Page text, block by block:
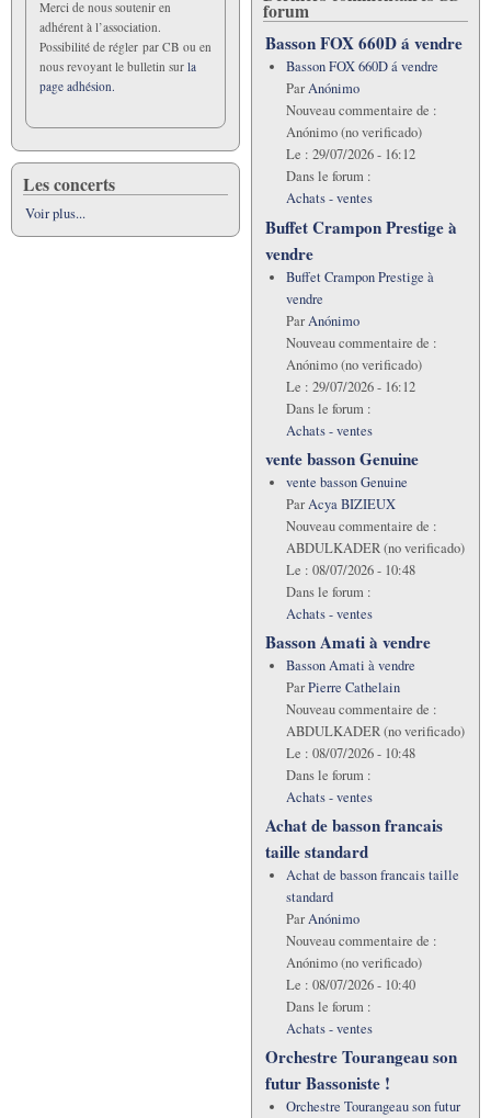
Merci de nous soutenir en
adhérent à l’association.
Possibilité de régler par CB ou en
nous revoyant le bulletin sur la
page adhésion.
Les concerts
Voir plus...
forum
Basson FOX 660D á vendre
Basson FOX 660D á vendre
ParAnónimo
Nouveau commentaire de :
Anónimo (no verificado)
Le : 29/07/2026 - 16:12
Dans le forum :
Achats - ventes
Buffet Crampon Prestige à
vendre
Buffet Crampon Prestige à
vendre
ParAnónimo
Nouveau commentaire de :
Anónimo (no verificado)
Le : 29/07/2026 - 16:12
Dans le forum :
Achats - ventes
vente basson Genuine
vente basson Genuine
ParAcya BIZIEUX
Nouveau commentaire de :
ABDULKADER (no verificado)
Le : 08/07/2026 - 10:48
Dans le forum :
Achats - ventes
Basson Amati à vendre
Basson Amati à vendre
ParPierre Cathelain
Nouveau commentaire de :
ABDULKADER (no verificado)
Le : 08/07/2026 - 10:48
Dans le forum :
Achats - ventes
Achat de basson francais
taille standard
Achat de basson francais taille
standard
ParAnónimo
Nouveau commentaire de :
Anónimo (no verificado)
Le : 08/07/2026 - 10:40
Dans le forum :
Achats - ventes
Orchestre Tourangeau son
futur Bassoniste !
Orchestre Tourangeau son futur